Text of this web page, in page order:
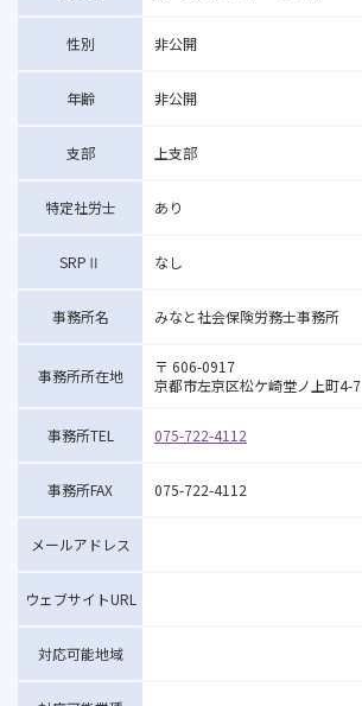
性別 非公開
年齢 非公開
支部 上支部
特定社労士 あり
SRPⅡ なし
事務所名 みなと社会保険労務士事務所
事務所所在地
〒 606-0917
京都市左京区松ケ崎堂ノ上町4-7
事務所TEL 075-722-4112
事務所FAX 075-722-4112
メールアドレス
ウェブサイトURL
対応可能地域